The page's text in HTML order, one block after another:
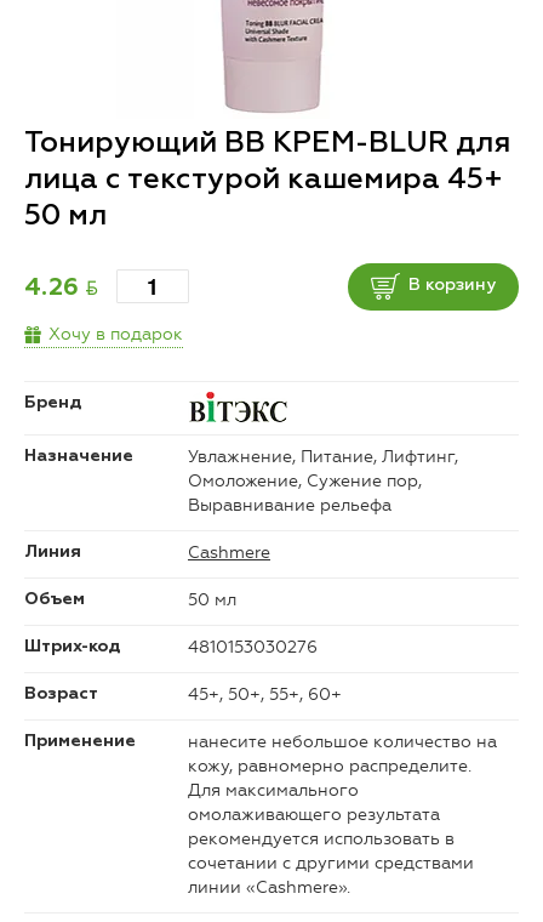
Тонирующий ВВ КРЕМ-BLUR для
лица с текстурой кашемира 45+
50 мл
4.26 BYN В корзину
Хочу в подарок
Бренд
Назначение
Увлажнение, Питание, Лифтинг,
Омоложение, Сужение пор,
Выравнивание рельефа
Линия Cashmere
Объем 50 мл
Штрих-код 4810153030276
Возраст 45+, 50+, 55+, 60+
Применение
нанесите небольшое количество на
кожу, равномерно распределите.
Для максимального
омолаживающего результата
рекомендуется использовать в
сочетании с другими средствами
линии «Cashmere».